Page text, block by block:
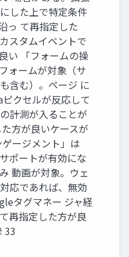
した上で特定条件
っ て再指定した
スタムイベントで
い 「フォームの操
ォームが対象（サ
含む）。ページ に
クセルが反応して
計測が入ることが
方が良いケースが
ージメント」は
ポートが有効にな
動画が対象。ウェ
応であれば、無効
タグマネー ジャ経
再指定した方が良
33